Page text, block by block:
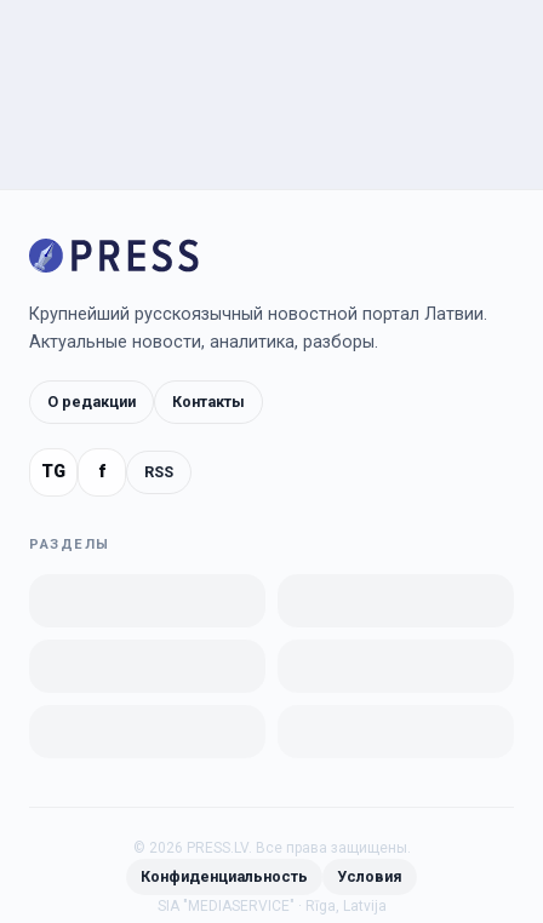
Крупнейший русскоязычный новостной портал Латвии.
Актуальные новости, аналитика, разборы.
О редакции Контакты
TG f RSS
РАЗДЕЛЫ
© 2026 PRESS.LV. Все права защищены.
Конфиденциальность Условия
SIA "MEDIASERVICE" · Rīga, Latvija